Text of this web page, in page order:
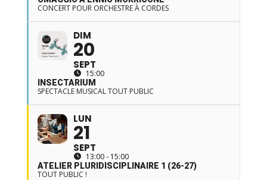
CONCERT POUR ORCHESTRE À CORDES
DIM
20
SEPT
15:00
INSECTARIUM
SPECTACLE MUSICAL TOUT PUBLIC
LUN
21
SEPT
13:00 - 15:00
ATELIER PLURIDISCIPLINAIRE 1 (26-27)
TOUT PUBLIC !